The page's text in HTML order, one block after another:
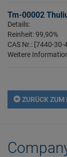
Tm-00002
Details:
Reinheit: 99,90%
CAS Nr.: [7440-30-
Weitere
ZURÜCK ZUM